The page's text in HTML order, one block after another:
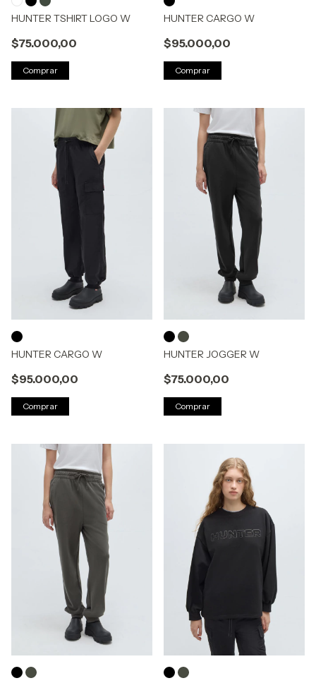
HUNTER TSHIRT LOGO W
$75.000,00
Comprar
HUNTER CARGO W
$95.000,00
Comprar
HUNTER CARGO W
$95.000,00
Comprar
HUNTER JOGGER W
$75.000,00
Comprar